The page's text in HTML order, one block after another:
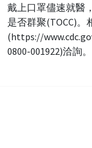
戴上口罩儘速就醫
是否群聚(TOCC)
(https://
0800-001922)洽詢。